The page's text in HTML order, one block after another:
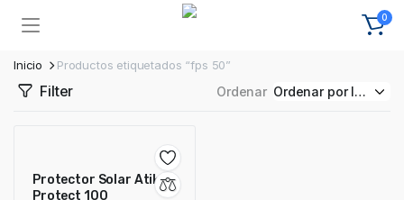
0
Inicio Productos etiquetados “fps 50”
Filter Ordenar
Protector Solar Atika
Protect 100